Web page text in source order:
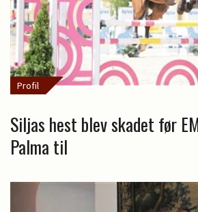
Profil
Siljas hest blev skadet før
Palma til